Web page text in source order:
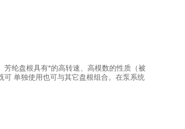
纶盘根具有*的高转速、高模数的性质（被
单独使用也可与其它盘根组合。在泵系统